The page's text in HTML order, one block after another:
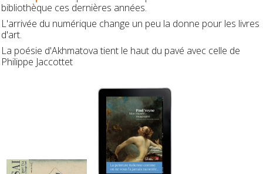
bibliothèque ces dernières années.
L'arrivée du numérique change un peu la donne pour les livres
d'art.
La poésie d'Akhmatova tient le haut du pavé avec celle de
Philippe Jaccottet